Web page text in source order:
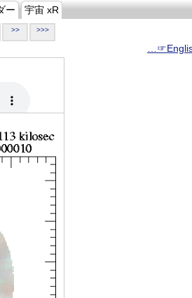
ー 宇宙 xR
>> >>>